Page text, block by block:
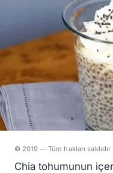
© 2019 — Tüm hakları saklıdır
Chia tohumunun